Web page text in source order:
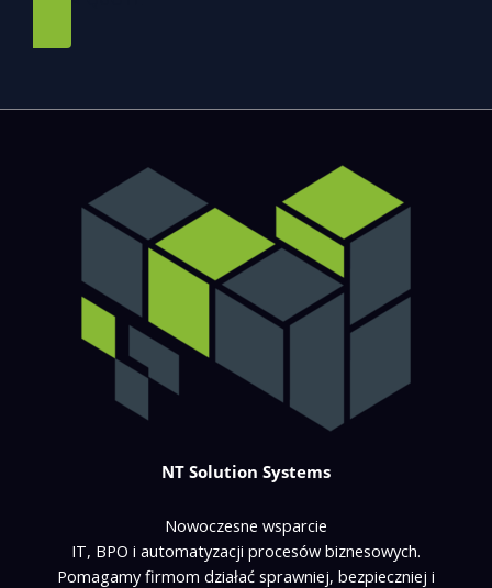
NT Solution Systems
Nowoczesne wsparcie
IT, BPO i automatyzacji procesów biznesowych.
Pomagamy firmom działać sprawniej, bezpieczniej i